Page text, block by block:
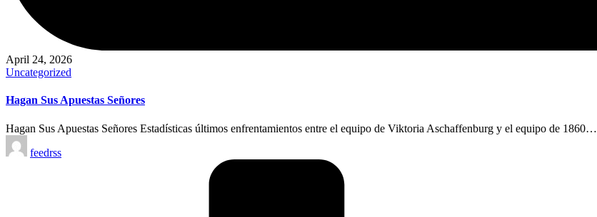
April 24, 2026
Posted
Uncategorized
Hagan Sus Apuestas Señores
Hagan Sus Apuestas Señores Estadísticas últimos enfrentamientos entre el equipo de Viktoria Aschaffenburg y el equipo de 1860…
Posted
by
feedrss